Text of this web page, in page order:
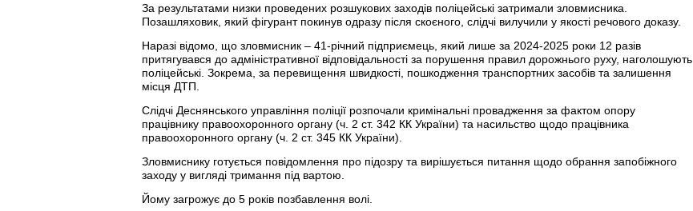
За результатами низки проведених розшукових заходів поліцейські затримали зловмисника.
Позашляховик, який фігурант покинув одразу після скоєного, слідчі вилучили у якості речового доказу.
Наразі відомо, що зловмисник – 41-річний підприємець, який лише за 2024-2025 роки 12 разів
притягувався до адміністративної відповідальності за порушення правил дорожнього руху, наголошують
поліцейські. Зокрема, за перевищення швидкості, пошкодження транспортних засобів та залишення
місця ДТП.
Слідчі Деснянського управління поліції розпочали кримінальні провадження за фактом опору
працівнику правоохоронного органу (ч. 2 ст. 342 КК України) та насильство щодо працівника
правоохоронного органу (ч. 2 ст. 345 КК України).
Зловмиснику готується повідомлення про підозру та вирішується питання щодо обрання запобіжного
заходу у вигляді тримання під вартою.
Йому загрожує до 5 років позбавлення волі.